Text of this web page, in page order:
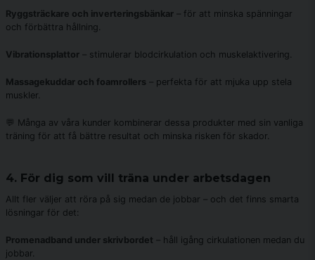
Ryggsträckare och inverteringsbänkar – för att minska spänningar
och förbättra hållning.
Vibrationsplattor – stimulerar blodcirkulation och muskelaktivering.
Massagekuddar och foamrollers – perfekta för att mjuka upp stela
muskler.
💬 Många av våra kunder kombinerar dessa produkter med sin vanliga
träning för att få bättre resultat och minska risken för skador.
4. För dig som vill träna under arbetsdagen
Allt fler väljer att röra på sig medan de jobbar – och det finns smarta
lösningar för det:
Promenadband under skrivbordet – håll igång cirkulationen medan du
jobbar.